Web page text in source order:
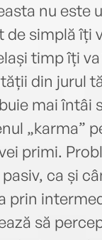
nu este
de simplă îți
timp îți
din jurul
mai întâi
„karma”
primi.
ca și
prin
să